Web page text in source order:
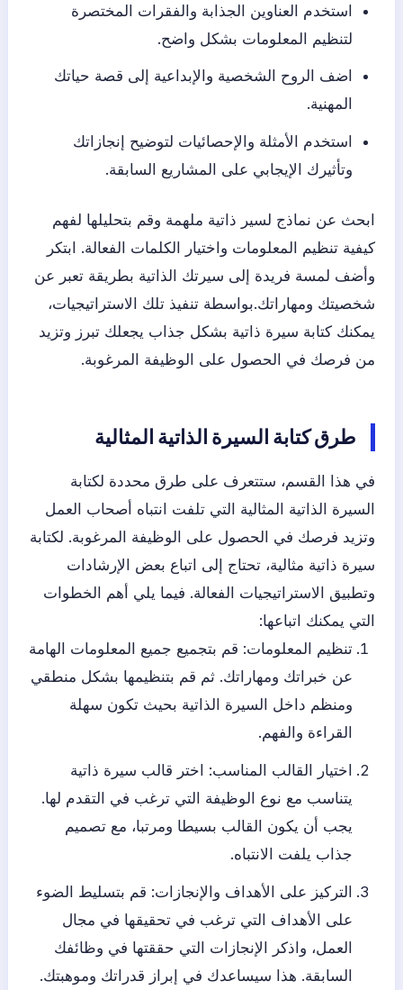
استخدم العناوين الجذابة والفقرات المختصرة
لتنظيم المعلومات بشكل واضح.
اضف الروح الشخصية والإبداعية إلى قصة حياتك
المهنية.
استخدم الأمثلة والإحصائيات لتوضيح إنجازاتك
وتأثيرك الإيجابي على المشاريع السابقة.
ابحث عن نماذج لسير ذاتية ملهمة وقم بتحليلها لفهم
كيفية تنظيم المعلومات واختيار الكلمات الفعالة. ابتكر
وأضف لمسة فريدة إلى سيرتك الذاتية بطريقة تعبر عن
شخصيتك ومهاراتك.بواسطة تنفيذ تلك الاستراتيجيات،
يمكنك كتابة سيرة ذاتية بشكل جذاب يجعلك تبرز وتزيد
من فرصك في الحصول على الوظيفة المرغوبة.
طرق كتابة السيرة الذاتية المثالية
في هذا القسم، ستتعرف على طرق محددة لكتابة
السيرة الذاتية المثالية التي تلفت انتباه أصحاب العمل
وتزيد فرصك في الحصول على الوظيفة المرغوبة. لكتابة
سيرة ذاتية مثالية، تحتاج إلى اتباع بعض الإرشادات
وتطبيق الاستراتيجيات الفعالة. فيما يلي أهم الخطوات
التي يمكنك اتباعها:
تنظيم المعلومات: قم بتجميع جميع المعلومات الهامة
عن خبراتك ومهاراتك. ثم قم بتنظيمها بشكل منطقي
ومنظم داخل السيرة الذاتية بحيث تكون سهلة
القراءة والفهم.
اختيار القالب المناسب: اختر قالب سيرة ذاتية
يتناسب مع نوع الوظيفة التي ترغب في التقدم لها.
يجب أن يكون القالب بسيطا ومرتبا، مع تصميم
جذاب يلفت الانتباه.
التركيز على الأهداف والإنجازات: قم بتسليط الضوء
على الأهداف التي ترغب في تحقيقها في مجال
العمل، واذكر الإنجازات التي حققتها في وظائفك
السابقة. هذا سيساعدك في إبراز قدراتك وموهبتك.